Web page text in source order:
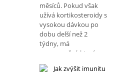
měsíců. Pokud však
užívá kortikosteroidy s
vysokou dávkou po
dobu delší než 2
týdny, má
onemocnění, které
snižuje imunitu, jako je